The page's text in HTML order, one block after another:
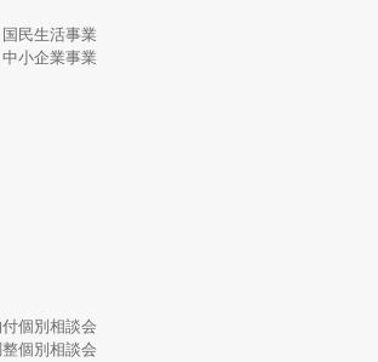
民生活事業
小企業事業
個別相談会
個別相談会